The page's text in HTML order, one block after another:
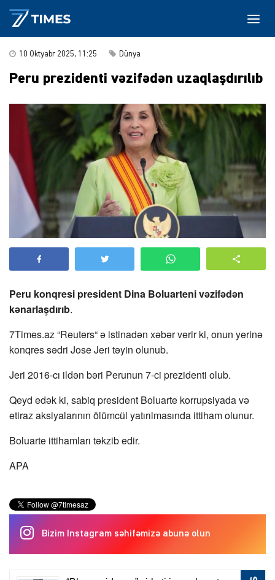
10 Oktyabr 2025, 11:25 Dünya
Peru prezidenti vəzifədən uzaqlaşdırılıb
Peru konqresi president Dina Boluarteni vəzifədən
kənarlaşdırıb.
7Times.az “Reuters“ ə istinadən xəbər verir ki, onun yerinə
konqres sədri Jose Jeri təyin olunub.
Jeri 2016-cı ildən bəri Perunun 7-ci prezidenti olub.
Qeyd edək ki, sabiq president Boluarte korrupsiyada və
etiraz aksiyalarının ölümcül yatırılmasında ittiham olunur.
Boluarte ittihamları təkzib edir.
APA
Bizim Instagram səhifəmizə abunə olun